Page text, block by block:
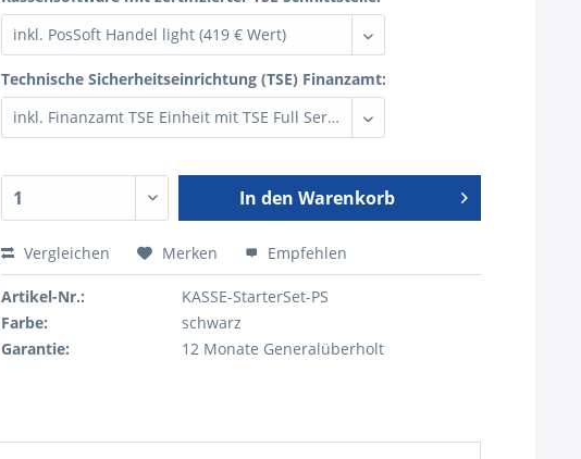
Technische Sicherheitseinrichtung (TSE) Finanzamt:
In den Warenkorb
Vergleichen Merken Empfehlen
Artikel-Nr.:
KASSE-StarterSet-PS
Farbe:
schwarz
Garantie:
12 Monate Generalüberholt